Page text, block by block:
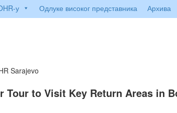
у Одлуке високог представника Архива
Sarajevo
Tour to Visit Key Return Areas in